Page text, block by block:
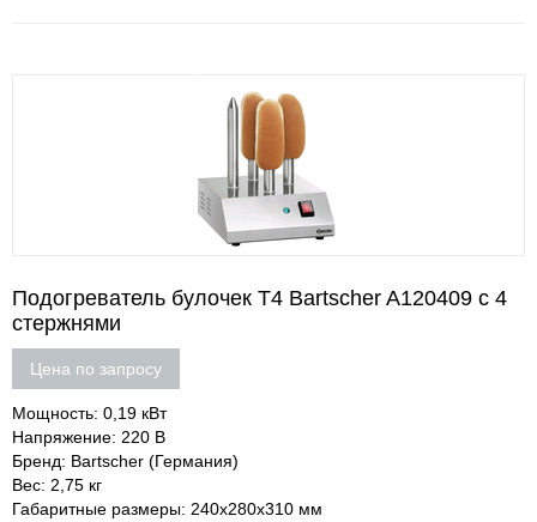
Подогреватель булочек T4 Bartscher A120409 с 4
стержнями
Цена по запросу
Мощность: 0,19 кВт
Напряжение: 220 В
Бренд: Bartscher (Германия)
Вес: 2,75 кг
Габаритные размеры: 240х280х310 мм